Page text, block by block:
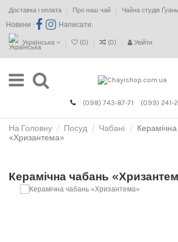
Доставка і оплата Про наш чай Чайна студія
Новини : Написати:
Українська (0) (0) Увійти
(098) 743-87-71 (099) 241-
На Головну Посуд Чабані
«Хризантема»
Керамічна чабань